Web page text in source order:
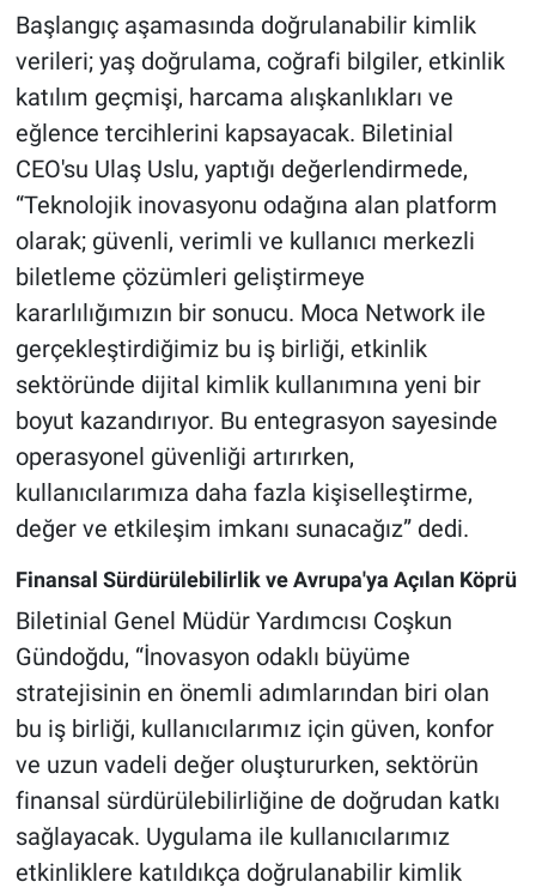
Başlangıç aşamasında doğrulanabilir kimlik
verileri; yaş doğrulama, coğrafi bilgiler, etkinlik
katılım geçmişi, harcama alışkanlıkları ve
eğlence tercihlerini kapsayacak. Biletinial
CEO'su Ulaş Uslu, yaptığı değerlendirmede,
“Teknolojik inovasyonu odağına alan platform
olarak; güvenli, verimli ve kullanıcı merkezli
biletleme çözümleri geliştirmeye
kararlılığımızın bir sonucu. Moca Network ile
gerçekleştirdiğimiz bu iş birliği, etkinlik
sektöründe dijital kimlik kullanımına yeni bir
boyut kazandırıyor. Bu entegrasyon sayesinde
operasyonel güvenliği artırırken,
kullanıcılarımıza daha fazla kişiselleştirme,
değer ve etkileşim imkanı sunacağız” dedi.
Finansal Sürdürülebilirlik ve Avrupa'ya Açılan Köprü
Biletinial Genel Müdür Yardımcısı Coşkun
Gündoğdu, “İnovasyon odaklı büyüme
stratejisinin en önemli adımlarından biri olan
bu iş birliği, kullanıcılarımız için güven, konfor
ve uzun vadeli değer oluştururken, sektörün
finansal sürdürülebilirliğine de doğrudan katkı
sağlayacak. Uygulama ile kullanıcılarımız
etkinliklere katıldıkça doğrulanabilir kimlik